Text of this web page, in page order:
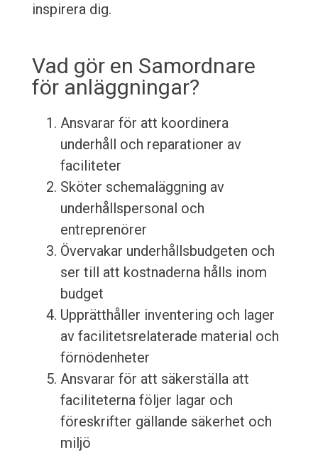
inspirera dig.
Vad gör en Samordnare
för anläggningar?
Ansvarar för att koordinera
underhåll och reparationer av
faciliteter
Sköter schemaläggning av
underhållspersonal och
entreprenörer
Övervakar underhållsbudgeten och
ser till att kostnaderna hålls inom
budget
Upprätthåller inventering och lager
av facilitetsrelaterade material och
förnödenheter
Ansvarar för att säkerställa att
faciliteterna följer lagar och
föreskrifter gällande säkerhet och
miljö